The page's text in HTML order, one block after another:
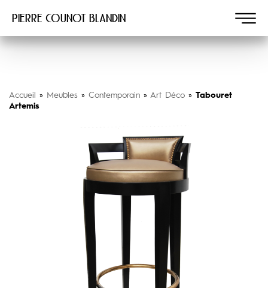
Pierre COUNOT BLANDIN
Accueil » Meubles » Contemporain » Art Déco » Tabouret
Artemis